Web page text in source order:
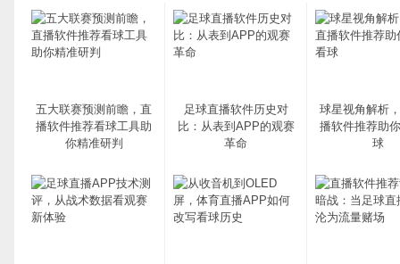
五大联赛预测前瞻，直
播软件推荐看球工具助
你精准研判
足球直播软件历史对
比：从表到APP的观赛
革命
球星视角解析
播软件推荐助
球